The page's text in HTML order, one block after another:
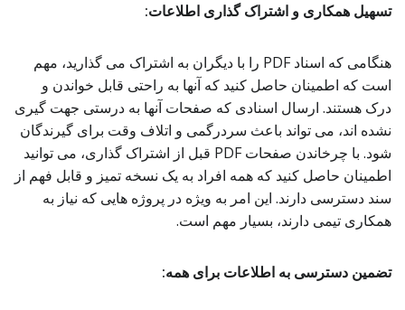
تسهیل همکاری و اشتراک گذاری اطلاعات:
هنگامی که اسناد PDF را با دیگران به اشتراک می گذارید، مهم
است که اطمینان حاصل کنید که آنها به راحتی قابل خواندن و
درک هستند. ارسال اسنادی که صفحات آنها به درستی جهت گیری
نشده اند، می تواند باعث سردرگمی و اتلاف وقت برای گیرندگان
شود. با چرخاندن صفحات PDF قبل از اشتراک گذاری، می توانید
اطمینان حاصل کنید که همه افراد به یک نسخه تمیز و قابل فهم از
سند دسترسی دارند. این امر به ویژه در پروژه هایی که نیاز به
همکاری تیمی دارند، بسیار مهم است.
تضمین دسترسی به اطلاعات برای همه: